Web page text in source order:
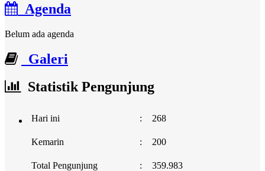
Agenda
Belum ada agenda
Galeri
Statistik Pengunjung
Hari ini : 268
Kemarin : 200
Total Pengunjung : 359.983